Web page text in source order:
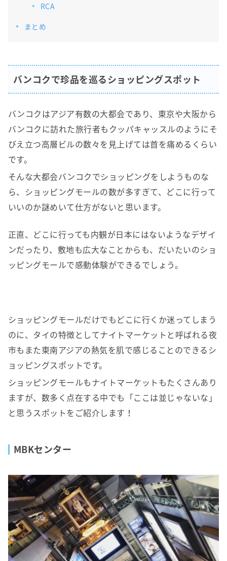
RCA
まとめ
バンコクで珍品を巡るショッピングスポット
バンコクはアジア有数の大都会であり、東京や大阪から
バンコクに訪れた旅行者もクッパキャッスルのようにそ
びえ立つ高層ビルの数々を見上げては首を痛めるくらい
です。
そんな大都会バンコクでショッピングをしようものな
ら、ショッピングモールの数が多すぎて、どこに行って
いいのか謎めいて仕方がないと思います。
正直、どこに行っても内観が日本にはないようなデザイ
ンだったり、敷地も広大なことからも、だいたいのショ
ッピングモールで感動体験ができるでしょう。
ショッピングモールだけでもどこに行くか迷ってしまう
のに、タイの特徴としてナイトマーケットと呼ばれる夜
市もまた東南アジアの熱気を肌で感じることのできるシ
ョッピングスポットです。
ショッピングモールもナイトマーケットもたくさんあり
ますが、数多く点在する中でも「ここは並じゃないな」
と思うスポットをご紹介します！
MBKセンター